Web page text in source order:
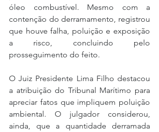
óleo combustível. Mesmo com a
contenção do derramamento, registrou
que houve falha, poluição e exposição
a risco, concluindo pelo
prosseguimento do feito.
O Juiz Presidente Lima Filho destacou
a atribuição do Tribunal Marítimo para
apreciar fatos que impliquem poluição
ambiental. O julgador considerou,
ainda, que a quantidade derramada